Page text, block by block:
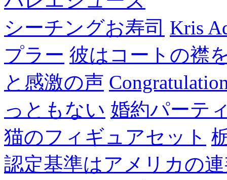
シーチングお寿司 Kris
プラー 彼はコートの襟
と感激の声
っともない 婚約パーテ
猫のフィギュアセット
認定基準はアメリカの